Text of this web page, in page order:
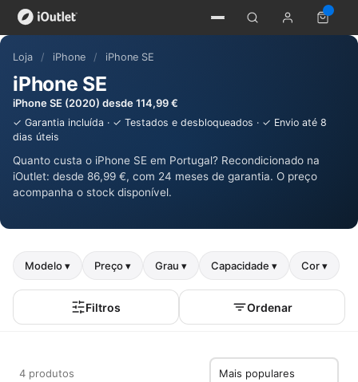
Loja / iPhone / iPhone SE
iPhone SE
iPhone SE (2020) desde 114,99 €
✓ Garantia incluída · ✓ Testados e desbloqueados · ✓ Envio até 8
dias úteis
Quanto custa o iPhone SE em Portugal? Recondicionado na
iOutlet: desde 86,99 €, com 24 meses de garantia. O preço
acompanha o stock disponível.
Modelo ▾ Preço ▾ Grau ▾ Capacidade ▾ Cor ▾
Filtros Ordenar
4 produtos